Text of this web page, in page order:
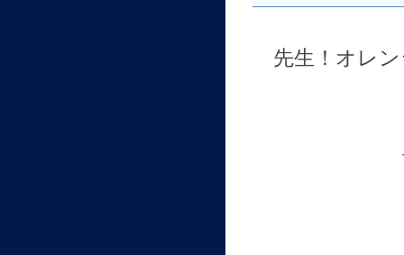
先生！オレ